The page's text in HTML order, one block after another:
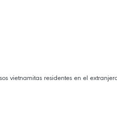
residentes en el